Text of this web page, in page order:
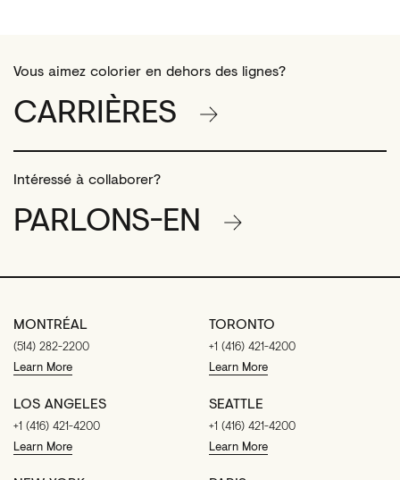
Vous aimez colorier en dehors des lignes?
CARRIÈRES
Intéressé à collaborer?
PARLONS-EN
MONTRÉAL
(514) 282-2200
Learn More
TORONTO
+1 (416) 421-4200
Learn More
LOS ANGELES
+1 (416) 421-4200
Learn More
SEATTLE
+1 (416) 421-4200
Learn More